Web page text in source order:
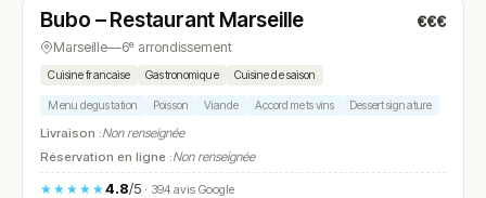
N° 9
Bubo – Restaurant Marseille €€€
Marseille—6ᵉ arrondissement
Cuisine francaise Gastronomique Cuisine de saison
Menu degustation Poisson Viande Accord mets vins Dessert signature
Livraison :Non renseignée
Réservation en ligne :Non renseignée
★★★★★4.8/5· 394 avis Google